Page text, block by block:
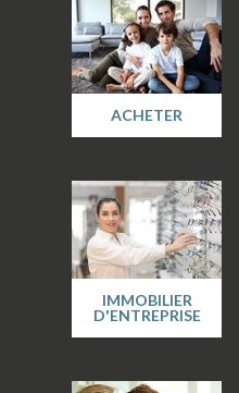
ACHETER
IMMOBILIER
D'ENTREPRISE